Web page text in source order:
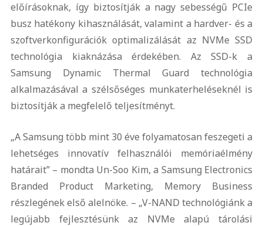
előírásoknak, így biztosítják a nagy sebességű PCIe
busz hatékony kihasználását, valamint a hardver- és a
szoftverkonfigurációk optimalizálását az NVMe SSD
technológia kiaknázása érdekében. Az SSD-k a
Samsung Dynamic Thermal Guard technológia
alkalmazásával a szélsőséges munkaterheléseknél is
biztosítják a megfelelő teljesítményt.
„A Samsung több mint 30 éve folyamatosan feszegeti a
lehetséges innovatív felhasználói memóriaélmény
határait” – mondta Un-Soo Kim, a Samsung Electronics
Branded Product Marketing, Memory Business
részlegének első alelnöke. – „V-NAND technológiánk a
legújabb fejlesztésünk az NVMe alapú tárolási